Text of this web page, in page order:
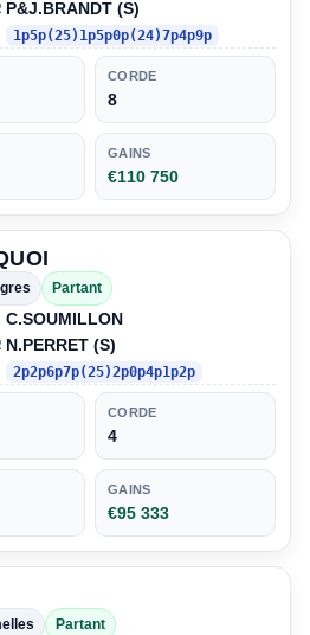
P&J.BRANDT (S)
1p5p(25)1p5p0p(24)7p4p9p
CORDE
8
GAINS
€110 750
Partant
C.SOUMILLON
N.PERRET (S)
2p2p6p7p(25)2p0p4p1p2p
CORDE
4
GAINS
€95 333
Partant